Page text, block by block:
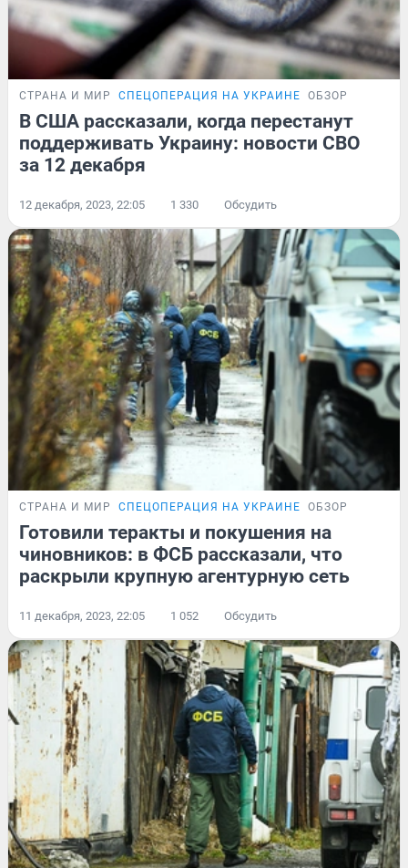
СТРАНА И МИР СПЕЦОПЕРАЦИЯ НА УКРАИНЕ ОБЗОР
В США рассказали, когда перестанут
поддерживать Украину: новости СВО
за 12 декабря
12 декабря, 2023, 22:05 1 330 Обсудить
СТРАНА И МИР СПЕЦОПЕРАЦИЯ НА УКРАИНЕ ОБЗОР
Готовили теракты и покушения на
чиновников: в ФСБ рассказали, что
раскрыли крупную агентурную сеть
11 декабря, 2023, 22:05 1 052 Обсудить